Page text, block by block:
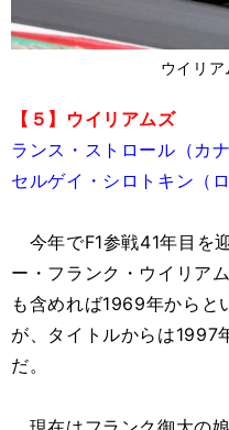
ウイリア
【５】ウイリアムズ
ランス・ストロール（カ
セルゲイ・シロトキン（
今年でF1参戦41年目を
ー・フランク・ウイリア
も含めれば1969年からと
が、タイトルからは1997
だ。